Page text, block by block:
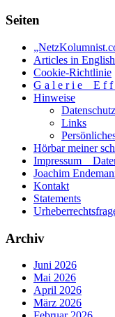
Seiten
Articles in English
Cookie-Richtlinie
G a l e r i e _ E f f
Hinweise
Datenschutz
Links
Hörbar meiner
Impressum _
Joachim
Kontakt
Statements
Archiv
Juni 2026
Mai 2026
April 2026
März 2026